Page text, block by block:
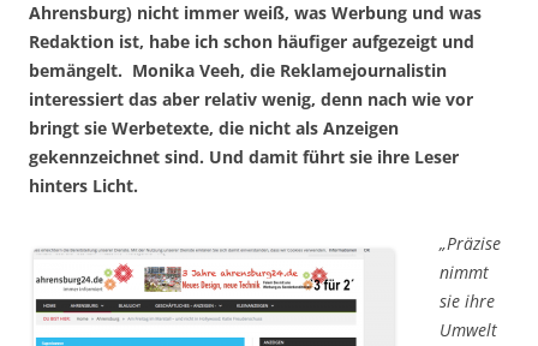
Ahrensburg) nicht immer weiß, was Werbung und was
Redaktion ist, habe ich schon häufiger aufgezeigt und
bemängelt. Monika Veeh, die Reklamejournalistin
interessiert das aber relativ wenig, denn nach wie vor
bringt sie Werbetexte, die nicht als Anzeigen
gekennzeichnet sind. Und damit führt sie ihre Leser
hinters Licht.
„Präzise
nimmt
sie ihre
Umwelt